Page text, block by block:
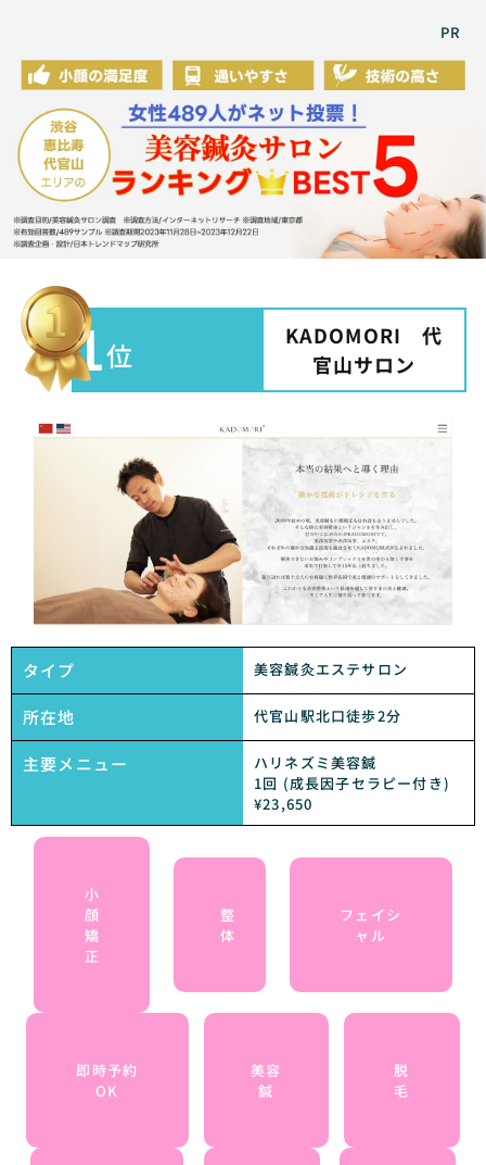
PR
1位
KADOMORI 代
官山サロン
タイプ 美容鍼灸エステサロン
所在地 代官山駅北口徒歩2分
主要メニュー
ハリネズミ美容鍼
1回 (成長因子セラピー付き)
¥23,650
小
顔
矯
正
整
体
フェイシ
ャル
即時予約
OK
美容
鍼
脱
毛